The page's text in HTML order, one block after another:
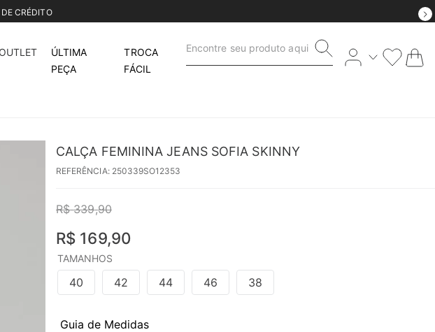
CRÉDITO
OUTLET
ÚLTIMA
PEÇA
TROCA
FÁCIL
Encontre seu produto aqui
CALÇA FEMININA JEANS SOFIA SKINNY
REFERÊNCIA: 250339SO12353
R$ 339,90
R$ 169,90
TAMANHOS
40 42 44 46 38
Guia de Medidas